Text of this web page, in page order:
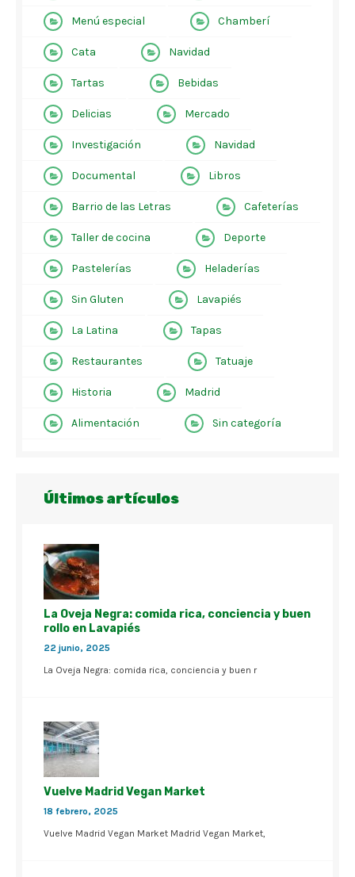
Menú especial Chamberí
Cata Navidad
Tartas Bebidas
Delicias Mercado
Investigación Navidad
Documental Libros
Barrio de las Letras Cafeterías
Taller de cocina Deporte
Pastelerías Heladerías
Sin Gluten Lavapiés
La Latina Tapas
Restaurantes Tatuaje
Historia Madrid
Alimentación Sin categoría
Últimos artículos
La Oveja Negra: comida rica, conciencia y buen
rollo en Lavapiés
22 junio, 2025
La Oveja Negra: comida rica, conciencia y buen r
Vuelve Madrid Vegan Market
18 febrero, 2025
Vuelve Madrid Vegan Market Madrid Vegan Market,